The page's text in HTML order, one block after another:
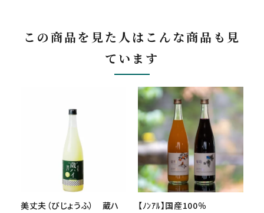
この商品を見た人はこんな商品も見
ています
美丈夫（びじょうふ） 蔵ハ
【ﾉﾝｱﾙ】国産100％